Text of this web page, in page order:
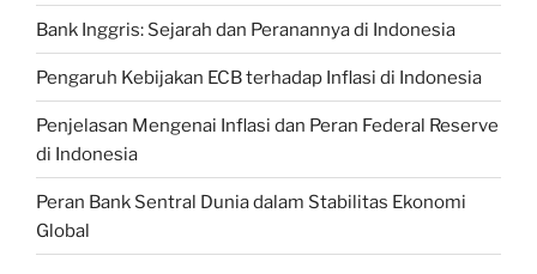
Bank Inggris: Sejarah dan Peranannya di Indonesia
Pengaruh Kebijakan ECB terhadap Inflasi di Indonesia
Penjelasan Mengenai Inflasi dan Peran Federal Reserve
di Indonesia
Peran Bank Sentral Dunia dalam Stabilitas Ekonomi
Global